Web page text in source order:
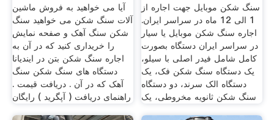
آیا می خواهید به فروش ماشین
آلات سنگ شکن می خواهید سنگ
شکن سنگ آهک و صفحه نمایش
را خریداری کنید که در آن به
اجاره سنگ شکن بتن در ایندیانا
دستگاه های سنگ شکن سنگ
آهک که در آن . دریافت قیمت .
راهنمای دریافت ( آپگرید ) رایگان
سنگ شکن موبایل جهت اجاره از
1 الی 12 ماه در سراسر ایران.
اجاره سنگ شکن موبایل یا سیار
در سراسر ایران دستگاه بصورت
کامل شامل فیدر اصلی با سیلو،
یک دستگاه سنگ شکن فک، یک
دستگاه الک سرند، دو دستگاه
سنگ شکن ثانویه مخروطی، یک